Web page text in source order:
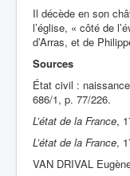
Il décède en son
l’église, « côté de
d’Arras, et de
Sources
État civil :
686/1, p. 77/226.
L’état de la France,
L’état de la France,
VAN DRIVAL